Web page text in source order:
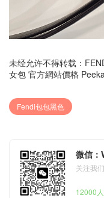
未经允许不得转载：
女包 官方網站價格
Fendi包包黑色
微信：
关注我
12000